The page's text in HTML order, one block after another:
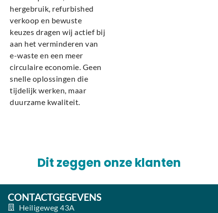
hergebruik, refurbished
verkoop en bewuste
keuzes dragen wij actief bij
aan het verminderen van
e-waste en een meer
circulaire economie. Geen
snelle oplossingen die
tijdelijk werken, maar
duurzame kwaliteit.
Dit zeggen onze klanten
CONTACTGEGEVENS
Heiligeweg 43A